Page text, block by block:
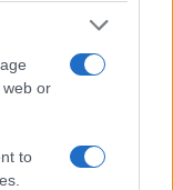
web or
to
Λέσχης Αθηνών
απλά